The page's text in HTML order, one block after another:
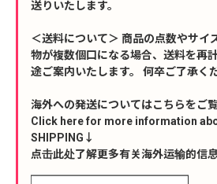
送りいたします。
＜送料について＞ 商品の点数やサイ
物が複数個口になる場合、送料を再
途ご案内いたします。 何卒ご了承く
海外への発送についてはこちらをご
Click here for more information
SHIPPING↓
点击此处了解更多有关海外运输的信